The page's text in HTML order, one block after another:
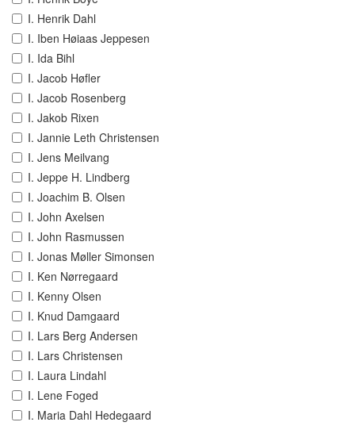
I. Henrik Dahl
I. Iben Høiaas Jeppesen
I. Ida Bihl
I. Jacob Høfler
I. Jacob Rosenberg
I. Jakob Rixen
I. Jannie Leth Christensen
I. Jens Meilvang
I. Jeppe H. Lindberg
I. Joachim B. Olsen
I. John Axelsen
I. John Rasmussen
I. Jonas Møller Simonsen
I. Ken Nørregaard
I. Kenny Olsen
I. Knud Damgaard
I. Lars Berg Andersen
I. Lars Christensen
I. Laura Lindahl
I. Lene Foged
I. Maria Dahl Hedegaard